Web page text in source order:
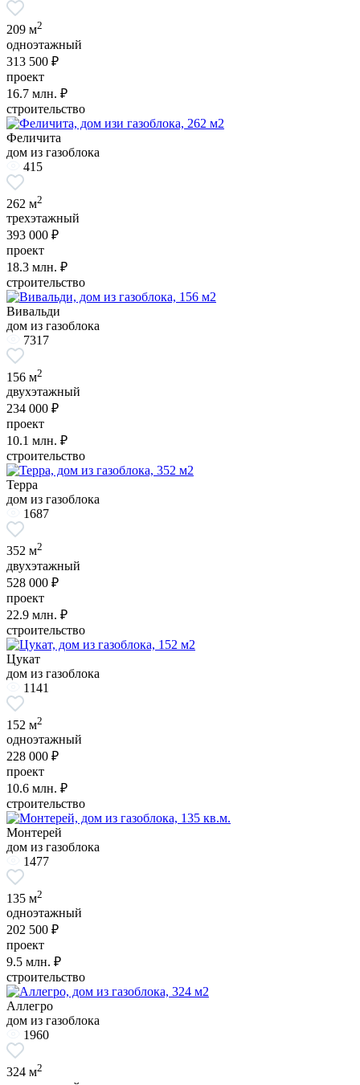
209 м2
одноэтажный
313 500 ₽
проект
16.7 млн. ₽
строительство
Феличита
дом из газоблока
415
262 м2
трехэтажный
393 000 ₽
проект
18.3 млн. ₽
строительство
Вивальди
дом из газоблока
7317
156 м2
двухэтажный
234 000 ₽
проект
10.1 млн. ₽
строительство
Терра
дом из газоблока
1687
352 м2
двухэтажный
528 000 ₽
проект
22.9 млн. ₽
строительство
Цукат
дом из газоблока
1141
152 м2
одноэтажный
228 000 ₽
проект
10.6 млн. ₽
строительство
Монтерей
дом из газоблока
1477
135 м2
одноэтажный
202 500 ₽
проект
9.5 млн. ₽
строительство
Аллегро
дом из газоблока
1960
324 м2